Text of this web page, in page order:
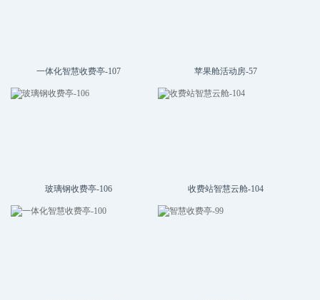
一体化智慧收费亭-107 苹果舱活动房-57
玻璃钢收费亭-106 收费站智慧云舱-104